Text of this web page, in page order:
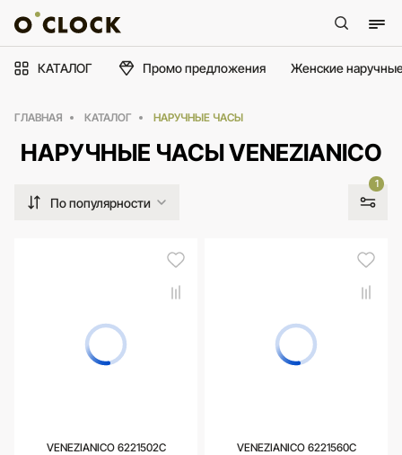
КАТАЛОГ Промо предложения Женские
ГЛАВНАЯ КАТАЛОГ НАРУЧНЫЕ ЧАСЫ
НАРУЧНЫЕ ЧАСЫ VENEZIANICO
По популярности
1
VENEZIANICO 6221502C
VENEZIANICO 6221560C